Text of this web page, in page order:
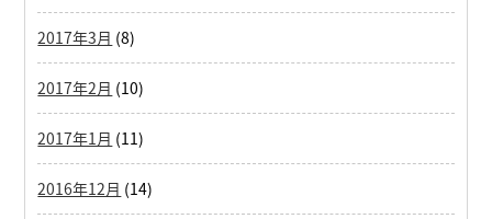
2017年3月 (8)
2017年2月 (10)
2017年1月 (11)
2016年12月 (14)